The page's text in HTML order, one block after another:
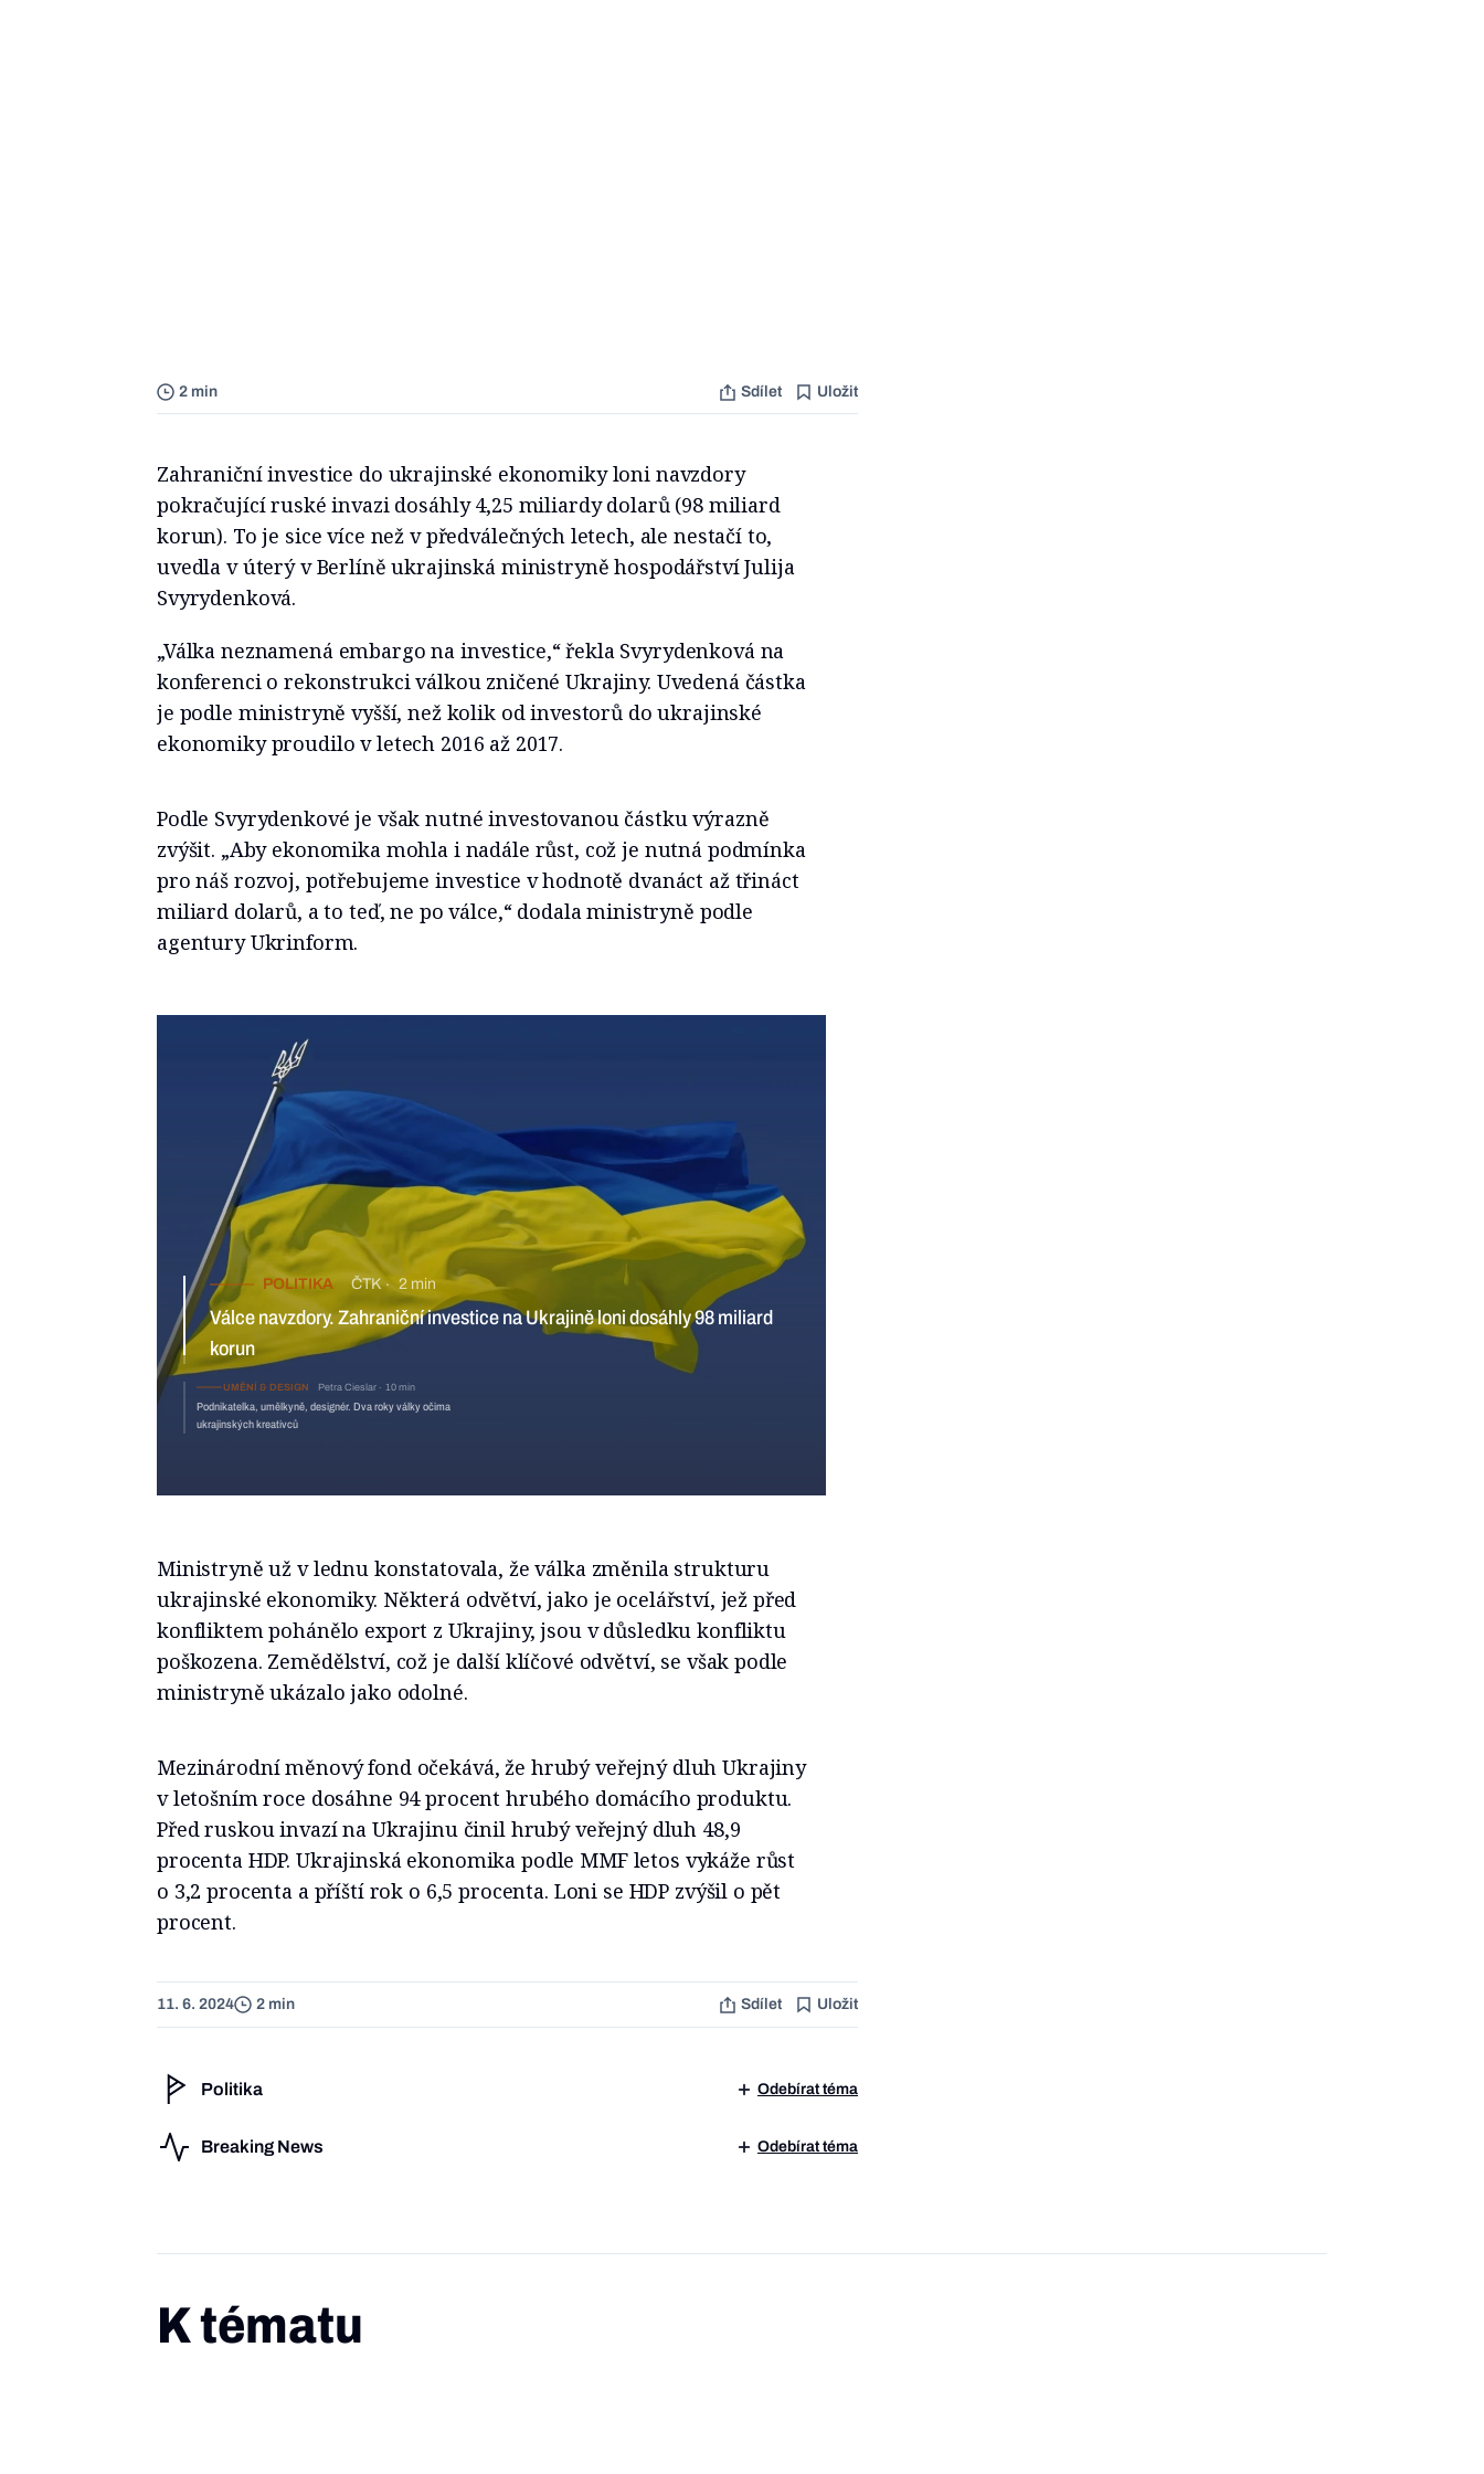
2 min Sdílet Uložit
Zahraniční investice do ukrajinské ekonomiky loni navzdory
pokračující ruské invazi dosáhly 4,25 miliardy dolarů (98 miliard
korun). To je sice více než v předválečných letech, ale nestačí to,
uvedla v úterý v Berlíně ukrajinská ministryně hospodářství Julija
Svyrydenková.
„Válka neznamená embargo na investice,“ řekla Svyrydenková na
konferenci o rekonstrukci válkou zničené Ukrajiny. Uvedená částka
je podle ministryně vyšší, než kolik od investorů do ukrajinské
ekonomiky proudilo v letech 2016 až 2017.
Podle Svyrydenkové je však nutné investovanou částku výrazně
zvýšit. „Aby ekonomika mohla i nadále růst, což je nutná podmínka
pro náš rozvoj, potřebujeme investice v hodnotě dvanáct až třináct
miliard dolarů, a to teď, ne po válce,“ dodala ministryně podle
agentury Ukrinform.
POLITIKA ČTK 2 min
Válce navzdory. Zahraniční investice na Ukrajině loni dosáhly 98
miliard korun
Podnikatelka, umělkyně, designér. Dva roky války očima ukrajinských
kreativců
Ministryně už v lednu konstatovala, že válka změnila strukturu
ukrajinské ekonomiky. Některá odvětví, jako je ocelářství, jež před
konfliktem pohánělo export z Ukrajiny, jsou v důsledku konfliktu
poškozena. Zemědělství, což je další klíčové odvětví, se však podle
ministryně ukázalo jako odolné.
Mezinárodní měnový fond očekává, že hrubý veřejný dluh Ukrajiny
v letošním roce dosáhne 94 procent hrubého domácího produktu.
Před ruskou invazí na Ukrajinu činil hrubý veřejný dluh 48,9
procenta HDP. Ukrajinská ekonomika podle MMF letos vykáže růst
o 3,2 procenta a příští rok o 6,5 procenta. Loni se HDP zvýšil o pět
procent.
11. 6. 2024 2 min Sdílet Uložit
Politika Odebírat téma
Breaking News Odebírat téma
K tématu